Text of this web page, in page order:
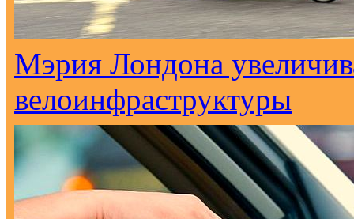
Мэрия Лондона
велоинфраструктуры